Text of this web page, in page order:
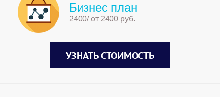
Бизнес план
2400/ от 2400 руб.
УЗНАТЬ СТОИМОСТЬ